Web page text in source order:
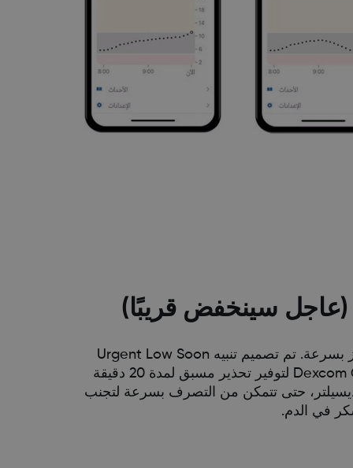
ي بعض الأحيان، تنخفض مستويات الجلوكوز بسرعة. تم تصميم تنبيه Urgent Low Soon
(عاجل سينخفض قريبًا) الجديد من خلال Dexcom G6 لتوفير تحذير مسبق لمدة 20 دقيقة
إلى مستوى 55 مجم/ديسيلتر، حتى تتمكن من التصرف بسرعة لتجنب
في الدم.